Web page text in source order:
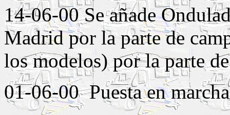
14-06-00 Se añade
Madrid por la parte de
los modelos) por la parte
01-06-00 Puesta en